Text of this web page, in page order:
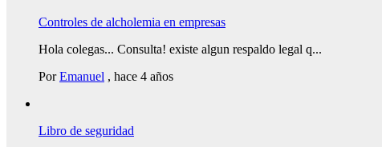
Controles de alcholemia en empresas
Hola colegas... Consulta! existe algun respaldo legal q...
PorEmanuel , hace 4 años
Libro de seguridad